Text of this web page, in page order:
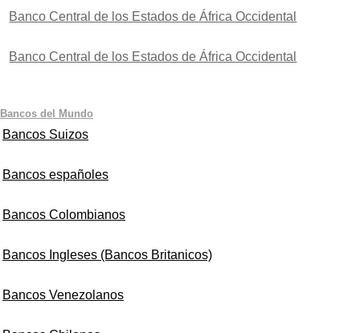
Banco Central de los Estados de África Occidental
Banco Central de los Estados de África Occidental
Bancos del Mundo
Bancos Suizos
Bancos españoles
Bancos Colombianos
Bancos Ingleses (Bancos Britanicos)
Bancos Venezolanos